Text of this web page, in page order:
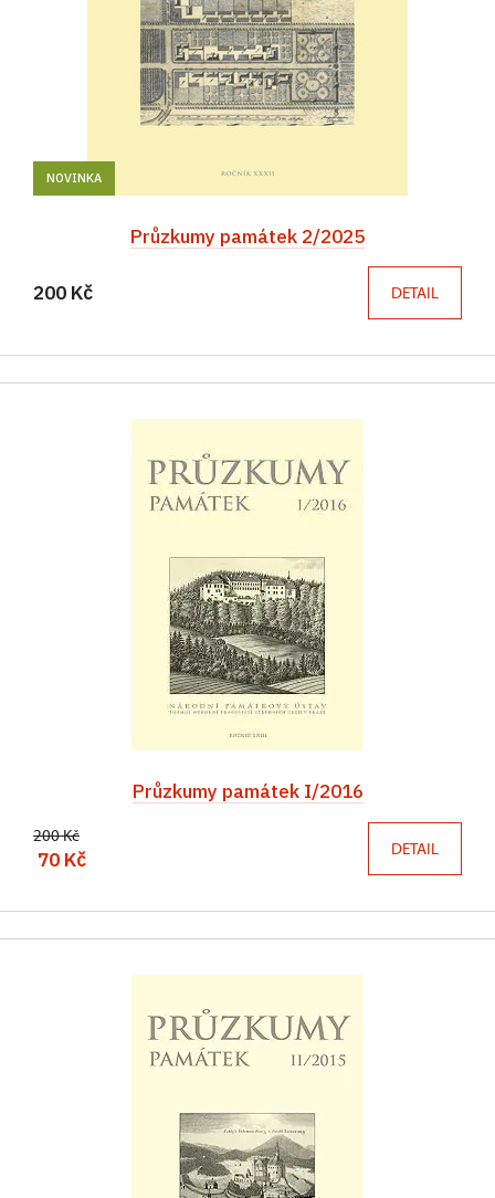
NOVINKA
Průzkumy památek 2/2025
200 Kč DETAIL
Průzkumy památek I/2016
200 Kč
70 Kč DETAIL